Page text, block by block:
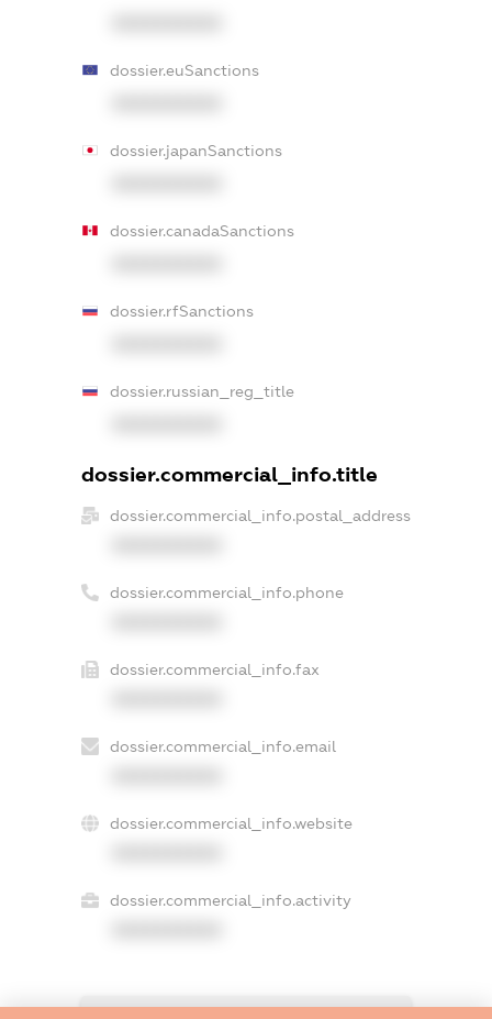
dossier.euSanctions
dossier.japanSanctions
dossier.canadaSanctions
dossier.rfSanctions
dossier.russian_reg_title
dossier.commercial_info.title
dossier.commercial_info.postal_address
dossier.commercial_info.phone
dossier.commercial_info.fax
dossier.commercial_info.email
dossier.commercial_info.website
dossier.commercial_info.activity